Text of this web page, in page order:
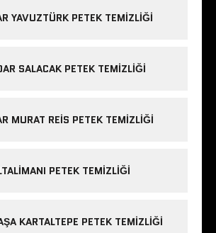
YAVUZTÜRK PETEK TEMIZLIĞI
SALACAK PETEK TEMIZLIĞI
MURAT REIS PETEK TEMIZLIĞI
PETEK TEMIZLIĞI
KARTALTEPE PETEK TEMIZLIĞI